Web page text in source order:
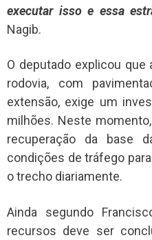
executar isso e essa
Nagib.
O deputado explicou
rodovia, com
extensão, exige um
milhões. Neste
recuperação da base
condições de tráfego
o trecho diariamente.
Ainda segundo
recursos deve ser